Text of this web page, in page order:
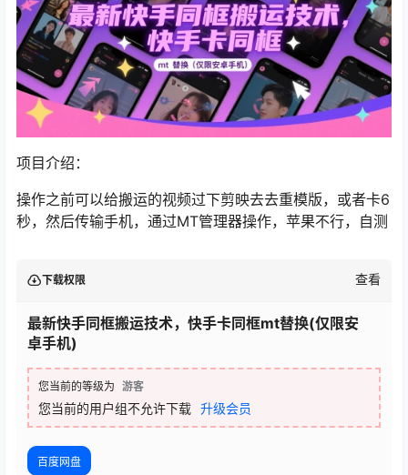
项目介绍：
操作之前可以给搬运的视频过下剪映去去重模版，或者卡6
秒，然后传输手机，通过MT管理器操作，苹果不行，自测
下载权限 查看
最新快手同框搬运技术，快手卡同框mt替换(仅限安
卓手机)
您当前的等级为 游客
您当前的用户组不允许下载 升级会员
百度网盘